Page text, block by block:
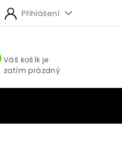
Přihlášení
NÁKUPNÍ
KOŠÍK
Váš košík je
zatím prázdný